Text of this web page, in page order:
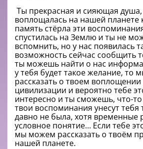
Ты прекрасная и сияющая душа,
воплощалась на нашей планете
память стёрла эти
спустилась на Землю и ты не
вспомнить, но у нас появилась
возможность сейчас сообщить
ты можешь найти о нас
у тебя будет такое желание, то
рассказать о твоем
цивилизации и вероятно тебе
интересно и ты сможешь, что-
твои воспоминания унесут тебя
давно не была, хотя временные
условное понятие… Если тебе
мы можем рассказать о твоём
нашей планете.